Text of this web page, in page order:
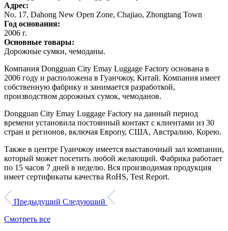
Адрес:
No. 17, Dahong New Open Zone, Chajiao, Zhongtang Town
Год основания:
2006 г.
Основные товары:
Дорожные сумки, чемоданы.
Компания Dongguan City Emay Luggage Factory основана в
2006 году и расположена в Гуанчжоу, Китай. Компания имеет
собственную фабрику и занимается разработкой,
производством дорожных сумок, чемоданов.
Dongguan City Emay Luggage Factory на данный период
времени установила постоянный контакт с клиентами из 30
стран и регионов, включая Европу, США, Австралию, Корею.
Также в центре Гуанчжоу имеется выставочный зал компании,
который может посетить любой желающий. Фабрика работает
по 15 часов 7 дней в неделю. Вся производимая продукция
имеет сертификаты качества RoHS, Test Report.
Предыдущий Следующий
Смотреть все